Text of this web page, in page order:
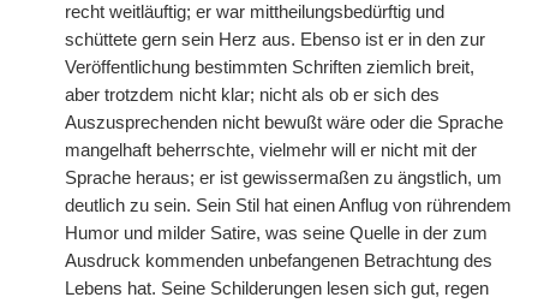
recht weitläuftig; er war mittheilungsbedürftig und
schüttete gern sein Herz aus. Ebenso ist er in den zur
Veröffentlichung bestimmten Schriften ziemlich breit,
aber trotzdem nicht klar; nicht als ob er sich des
Auszusprechenden nicht bewußt wäre oder die Sprache
mangelhaft beherrschte, vielmehr will er nicht mit der
Sprache heraus; er ist gewissermaßen zu ängstlich, um
deutlich zu sein. Sein Stil hat einen Anflug von rührendem
Humor und milder Satire, was seine Quelle in der zum
Ausdruck kommenden unbefangenen Betrachtung des
Lebens hat. Seine Schilderungen lesen sich gut, regen